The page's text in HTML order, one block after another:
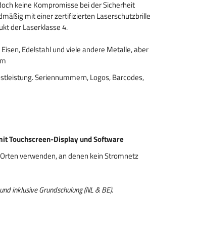
keine Kompromisse bei der Sicherheit
mit einer zertifizierten Laserschutzbrille
der Laserklasse 4.
Eisen, Edelstahl und viele andere Metalle, aber
Seriennummern, Logos, Barcodes,
Touchscreen-Display und Software
verwenden, an denen kein Stromnetz
inklusive Grundschulung (NL & BE).